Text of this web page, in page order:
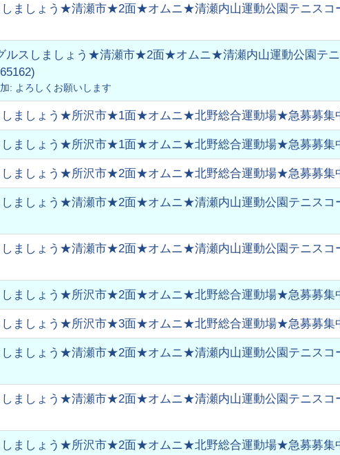
ましょう★清瀬市★2面★オムニ★清瀬内山運動公園テニスコ
ルスしましょう★清瀬市★2面★オムニ★清瀬内山運動公園テ
)
: よろしくお願いします
ましょう★所沢市★1面★オムニ★北野総合運動場★急募募
ましょう★所沢市★1面★オムニ★北野総合運動場★急募募
ましょう★所沢市★2面★オムニ★北野総合運動場★急募募
ましょう★清瀬市★2面★オムニ★清瀬内山運動公園テニスコ
ましょう★清瀬市★2面★オムニ★清瀬内山運動公園テニスコ
ましょう★所沢市★2面★オムニ★北野総合運動場★急募募
ましょう★所沢市★3面★オムニ★北野総合運動場★急募募
ましょう★清瀬市★2面★オムニ★清瀬内山運動公園テニスコ
ましょう★清瀬市★2面★オムニ★清瀬内山運動公園テニスコ
ましょう★所沢市★2面★オムニ★北野総合運動場★急募募